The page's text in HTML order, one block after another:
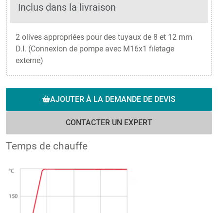
Inclus dans la livraison
2 olives appropriées pour des tuyaux de 8 et 12 mm
D.I. (Connexion de pompe avec M16x1 filetage
externe)
AJOUTER À LA DEMANDE DE DEVIS
CONTACTER UN EXPERT
Temps de chauffe